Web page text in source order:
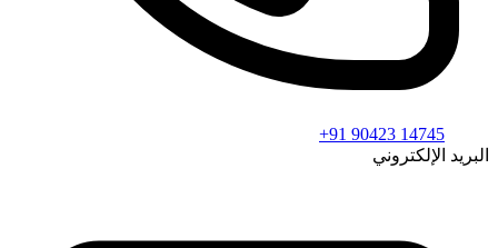
+91 90423 14745
البريد الإلكتروني